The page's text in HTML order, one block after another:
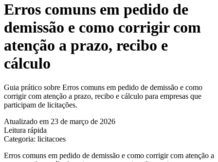
Erros comuns em pedido de
demissão e como corrigir com
atenção a prazo, recibo e
cálculo
Guia prático sobre Erros comuns em pedido de demissão e como
corrigir com atenção a prazo, recibo e cálculo para empresas que
participam de licitações.
Atualizado em 23 de março de 2026
Leitura rápida
Categoria: licitacoes
Erros comuns em pedido de demissão e como corrigir com atenção a